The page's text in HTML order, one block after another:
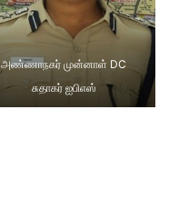
அண்ணாநகர் முன்னாள் DC
சுதாகர் ஐபிஎஸ்